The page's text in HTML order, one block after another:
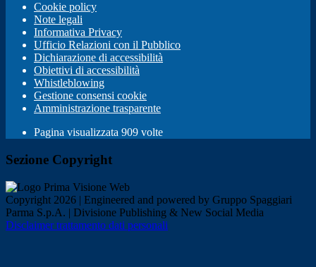
Cookie policy
Note legali
Informativa Privacy
Ufficio Relazioni con il Pubblico
Dichiarazione di accessibilità
Obiettivi di accessibilità
Whistleblowing
Gestione consensi cookie
Amministrazione trasparente
Pagina visualizzata 909 volte
Sezione Copyright
Copyright 2026 | Engineered and powered by Gruppo Spaggiari
Parma S.p.A. | Divisione Publishing & New Social Media
Disclaimer trattamento dati personali